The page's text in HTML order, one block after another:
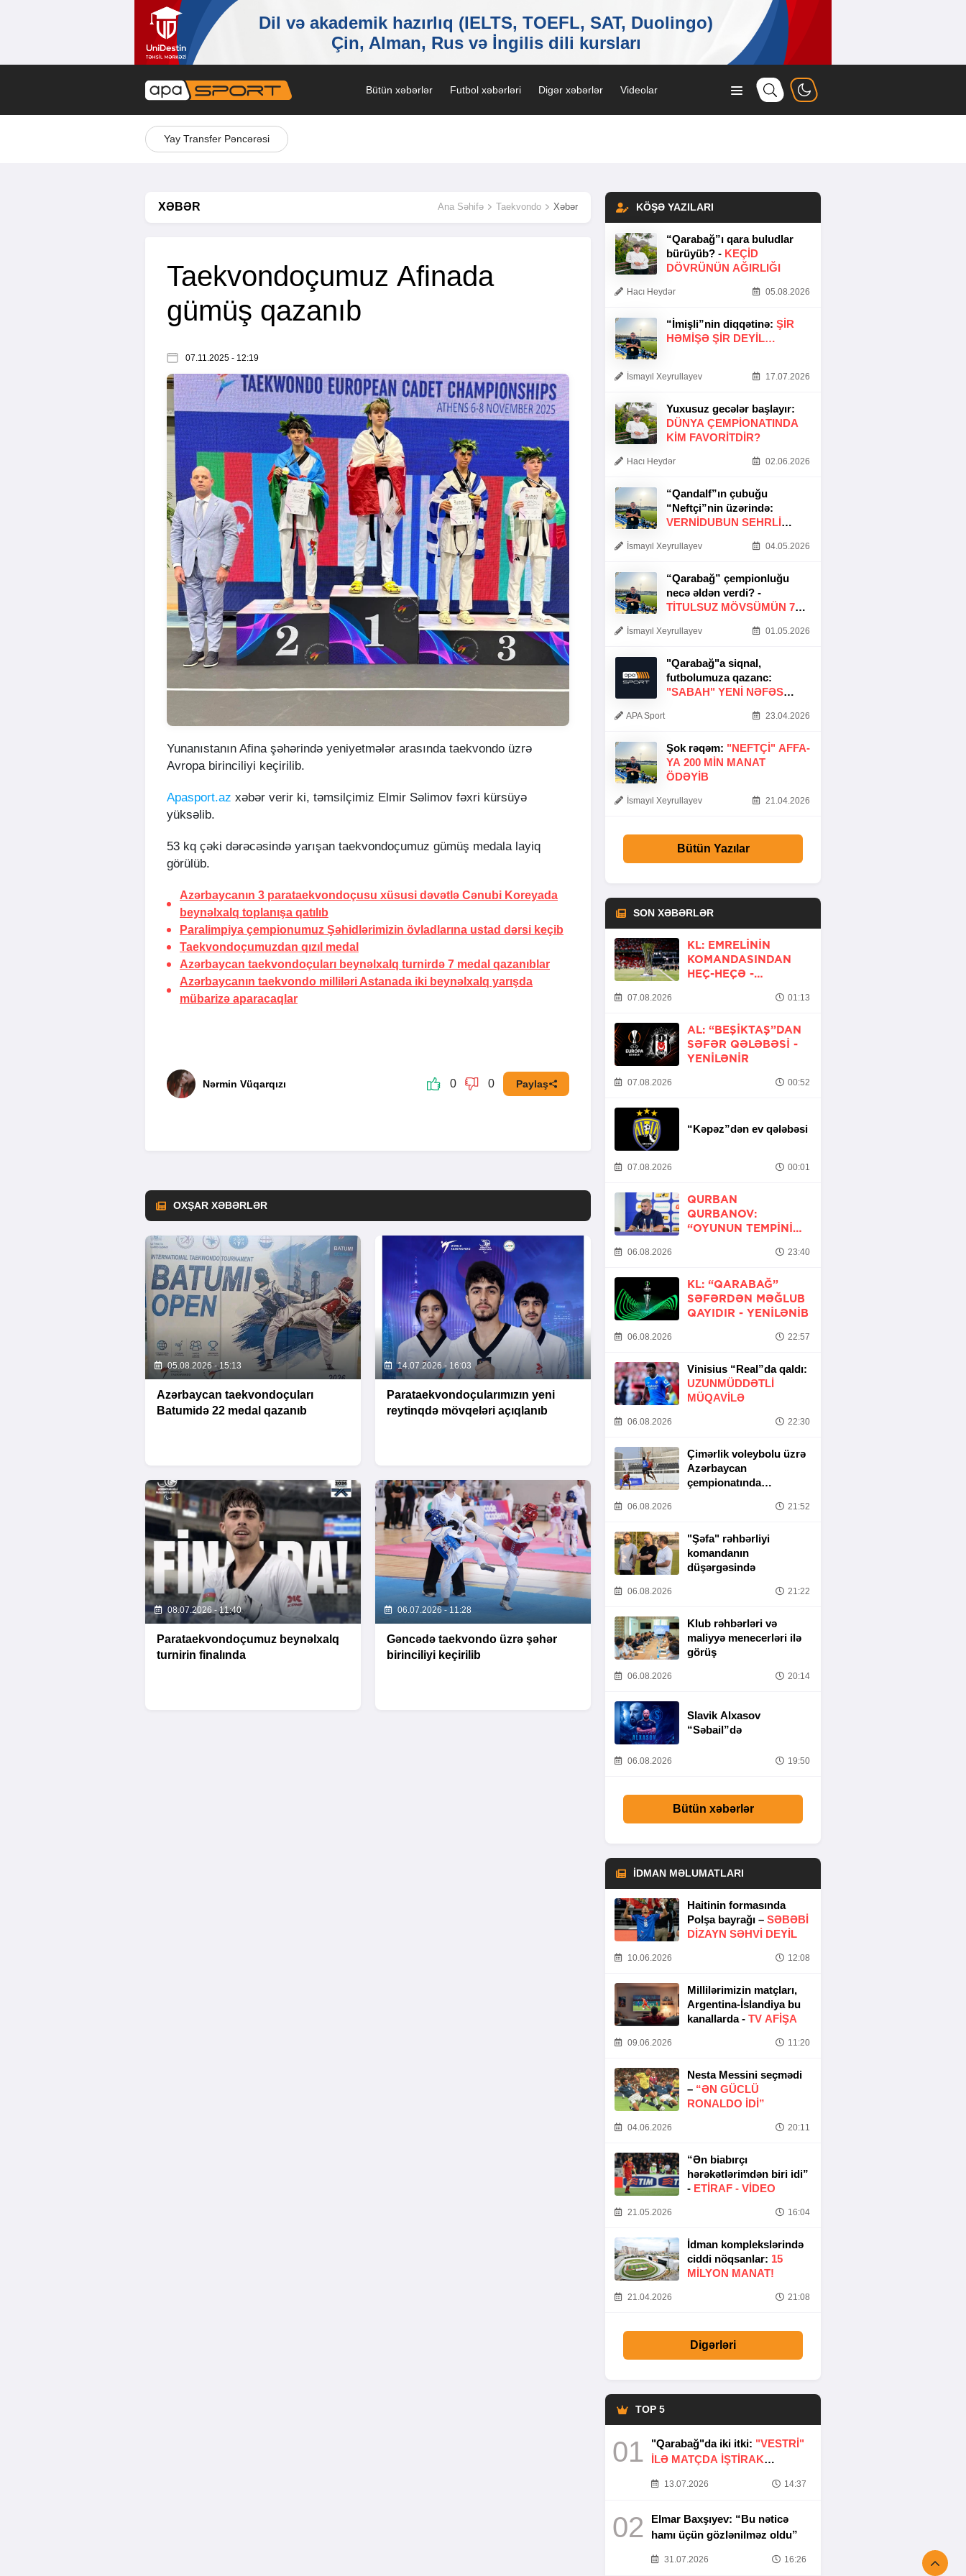
Bütün xəbərlər Futbol xəbərləri Digər xəbərlər Videolar
Yay Transfer Pəncərəsi
XƏBƏR Ana Səhifə Taekvondo Xəbər
Taekvondoçumuz Afinada
gümüş qazanıb
07.11.2025 - 12:19
Yunanıstanın Afina şəhərində yeniyetmələr arasında taekvondo üzrə
Avropa birinciliyi keçirilib.
Apasport.az xəbər verir ki, təmsilçimiz Elmir Səlimov fəxri kürsüyə
yüksəlib.
53 kq çəki dərəcəsində yarışan taekvondoçumuz gümüş medala layiq
görülüb.
Azərbaycanın 3 parataekvondoçusu xüsusi dəvətlə Cənubi Koreyada
beynəlxalq toplanışa qatılıb
Paralimpiya çempionumuz Şəhidlərimizin övladlarına ustad dərsi keçib
Taekvondoçumuzdan qızıl medal
Azərbaycan taekvondoçuları beynəlxalq turnirdə 7 medal qazanıblar
Azərbaycanın taekvondo milliləri Astanada iki beynəlxalq yarışda
mübarizə aparacaqlar
Nərmin Vüqarqızı 0 0 Paylaş
OXŞAR XƏBƏRLƏR
05.08.2026 - 15:13
Azərbaycan taekvondoçuları
Batumidə 22 medal qazanıb
14.07.2026 - 16:03
Parataekvondoçularımızın yeni
reytinqdə mövqeləri açıqlanıb
08.07.2026 - 11:40
Parataekvondoçumuz beynəlxalq
turnirin finalında
06.07.2026 - 11:28
Gəncədə taekvondo üzrə şəhər
birinciliyi keçirilib
KÖŞƏ YAZILARI
“Qarabağ”ı qara buludlar
bürüyüb? - KEÇID
DÖVRÜNÜN AĞIRLIĞI
Hacı Heydər 05.08.2026
“İmişli”nin diqqətinə: ŞIR
HƏMIŞƏ ŞIR DEYIL…
İsmayıl Xeyrullayev 17.07.2026
Yuxusuz gecələr başlayır:
DÜNYA ÇEMPIONATINDA
KIM FAVORITDIR?
Hacı Heydər 02.06.2026
“Qandalf”ın çubuğu
“Neftçi”nin üzərində:
VERNİDUBUN SEHRLİ
İsmayıl Xeyrullayev 04.05.2026
“Qarabağ” çempionluğu
necə əldən verdi? -
TITULSUZ MÖVSÜMÜN 7
İsmayıl Xeyrullayev 01.05.2026
"Qarabağ"a siqnal,
futbolumuza qazanc:
"SABAH" YENI NƏFƏS
APA Sport 23.04.2026
Şok rəqəm: "NEFTÇI" AFFA-
YA 200 MIN MANAT
ÖDƏYIB
İsmayıl Xeyrullayev 21.04.2026
Bütün Yazılar
SON XƏBƏRLƏR
KL: EMRELININ
KOMANDASINDAN
HEÇ-HEÇƏ -
07.08.2026 01:13
AL: “BEŞIKTAŞ”DAN
SƏFƏR QƏLƏBƏSI -
YENİLƏNİR
07.08.2026 00:52
“Kəpəz”dən ev qələbəsi
07.08.2026 00:01
QURBAN
QURBANOV:
“OYUNUN TEMPINI
06.08.2026 23:40
KL: “QARABAĞ”
SƏFƏRDƏN MƏĞLUB
QAYIDIR - YENİLƏNİB
06.08.2026 22:57
Vinisius “Real”da qaldı:
UZUNMÜDDƏTLİ
MÜQAVİLƏ
06.08.2026 22:30
Çimərlik voleybolu üzrə
Azərbaycan
çempionatında
06.08.2026 21:52
"Şəfa" rəhbərliyi
komandanın
düşərgəsində
06.08.2026 21:22
Klub rəhbərləri və
maliyyə menecerləri ilə
görüş
06.08.2026 20:14
Slavik Alxasov
“Səbail”də
06.08.2026 19:50
Bütün xəbərlər
İDMAN MƏLUMATLARI
Haitinin formasında
Polşa bayrağı – SƏBƏBI
DIZAYN SƏHVI DEYIL
10.06.2026 12:08
Millilərimizin matçları,
Argentina-İslandiya bu
kanallarda - TV AFİŞA
09.06.2026 11:20
Nesta Messini seçmədi
– “ƏN GÜCLÜ
RONALDO IDI”
04.06.2026 20:11
“Ən biabırçı
hərəkətlərimdən biri idi”
- ETIRAF - VİDEO
21.05.2026 16:04
İdman komplekslərində
ciddi nöqsanlar: 15
MILYON MANAT!
21.04.2026 21:08
Digərləri
TOP 5
01 "Qarabağ"da iki itki: "VESTRİ"
İLƏ MATÇDA İŞTİRAK
13.07.2026 14:37
02
Elmar Baxşıyev: “Bu nəticə
hamı üçün gözlənilməz oldu”
31.07.2026 16:26